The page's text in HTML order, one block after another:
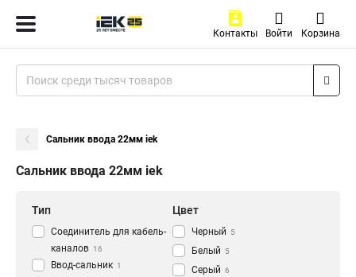
Контакты Войти Корзина
Сальник ввода 22мм iek
Сальник ввода 22мм iek
Тип
Соединитель для кабель-
каналов 16
Ввод-сальник 1
Цвет
Черный 5
Белый 5
Серый 6